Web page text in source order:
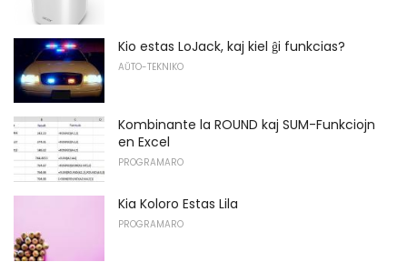
Kio estas LoJack, kaj kiel ĝi funkcias?
AŬTO-TEKNIKO
Kombinante la ROUND kaj SUM-Funkciojn
en Excel
PROGRAMARO
Kia Koloro Estas Lila
PROGRAMARO